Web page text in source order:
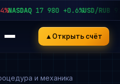
17 980 +0.6%USD/RUB 92.45
▲ Открыть счёт
и механика